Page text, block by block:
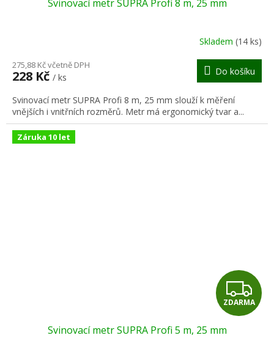
R
M
A
Svinovací metr SUPRA Profi 8 m, 25 mm
Skladem (14 ks)
275,88 Kč včetně DPH
228 Kč / ks
Do košíku
Svinovací metr SUPRA Profi 8 m, 25 mm slouží k měření
vnějších i vnitřních rozměrů. Metr má ergonomický tvar a...
Záruka 10 let
Z
D
ZDARMA
Svinovací metr SUPRA Profi 5 m, 25 mm